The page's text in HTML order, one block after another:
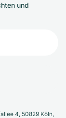
und
4, 50829 Köln,